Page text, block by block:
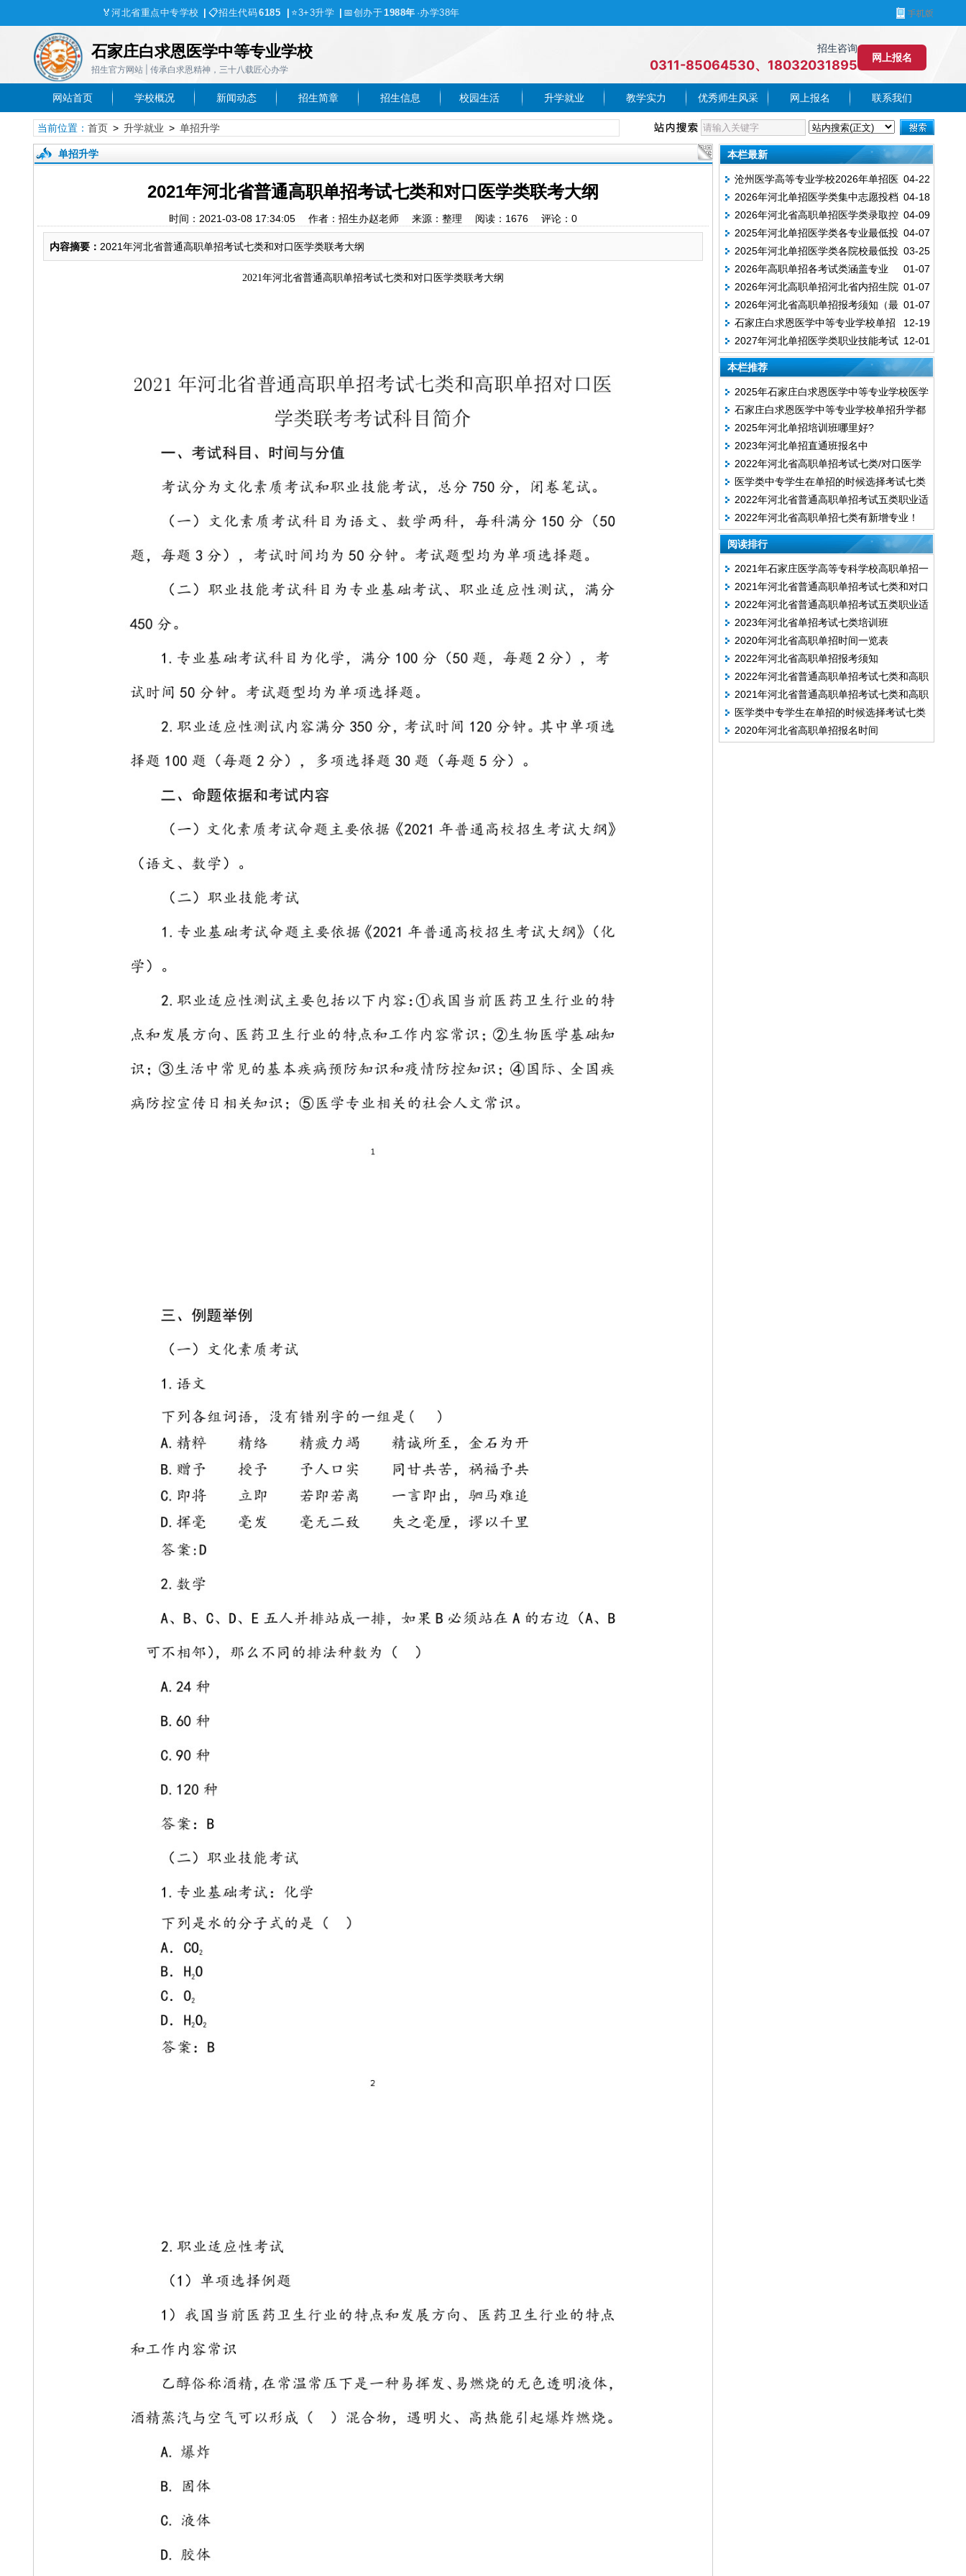
🏅 河北省重点中专学校 📋招生代码6185 ⭐3+3升学 📅创办于1988年 ·办学38年
石家庄白求恩医学中等专业学校
招生官方网站 | 传承白求恩精神，三十八载匠心办学
招生咨询
0311-85064530、18032031895
网上报名
网站首页 学校概况 新闻动态 招生简章 招生信息 校园生活 升学就业 教学实力 优秀师生风采 网上报名 联系我们
当前位置： 首页> 升学就业 > 单招升学
单招升学
2021年河北省普通高职单招考试七类和对口医学类联考大纲
时间：2021-03-08 17:34:05 作者：招生办赵老师 来源：整理 阅读： 1676评论： 0
内容摘要： 2021年河北省普通高职单招考试七类和对口医学类联考大纲
2021年河北省普通高职单招考试七类和对口医学类联考大纲
本栏最新
04-22
沧州医学高等专业学校2026年单招医
学类各专业录取分数线
04-18
2026年河北单招医学类集中志愿投档
分数线（排序版）
04-09
2026年河北省高职单招医学类录取控
制分数线
04-07
2025年河北单招医学类各专业最低投
档分数线
03-25
2025年河北单招医学类各院校最低投
档分数线
01-07
2026年高职单招各考试类涵盖专业
01-07
2026年河北高职单招河北省内招生院
校
01-07
2026年河北省高职单招报考须知（最
新官方消息）
12-19
石家庄白求恩医学中等专业学校单招
升学报考院校、专业及分数线
12-01
2027年河北单招医学类职业技能考试
大纲（最新版）
本栏推荐
2025年石家庄白求恩医学中等专业学校医学
类单招复读班
石家庄白求恩医学中等专业学校单招升学都
考什么?
2025年河北单招培训班哪里好?
2023年河北单招直通班报名中
2022年河北省高职单招考试七类/对口医学
类公办和民办院校
医学类中专学生在单招的时候选择考试七类
还是对口医学类？
2022年河北省普通高职单招考试五类职业适
应性测试考试大纲！
2022年河北省高职单招七类有新增专业！
阅读排行
2021年石家庄医学高等专科学校高职单招一
志愿投档分数线
2021年河北省普通高职单招考试七类和对口
医学类联考大纲
2022年河北省普通高职单招考试五类职业适
应性测试考试大纲！
2023年河北省单招考试七类培训班
2020年河北省高职单招时间一览表
2022年河北省高职单招报考须知
2022年河北省普通高职单招考试七类和高职
单招对口医学类联考考试安排
2021年河北省普通高职单招考试七类和高职
单招对口医学类联考工作实施方案
医学类中专学生在单招的时候选择考试七类
还是对口医学类？
2020年河北省高职单招报名时间